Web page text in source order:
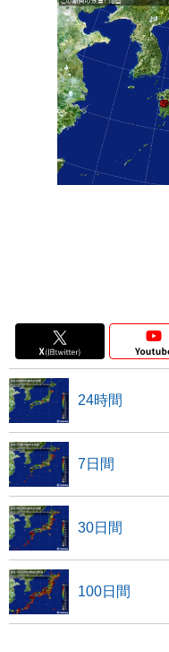
24時間
7日間
30日間
100日間